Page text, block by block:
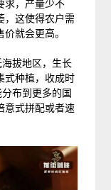
求，产量少不
，这使得农户需
就会更高。
拔地区，生长
式种植，收成时
布到更多的国
意式拼配或者速